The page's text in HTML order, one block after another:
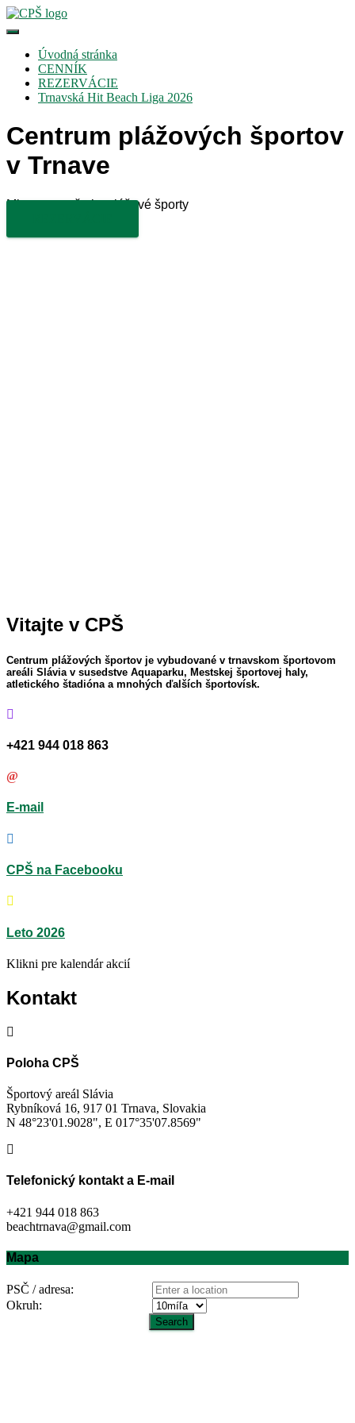
Toggle Navigation
Úvodná stránka
CENNÍK
REZERVÁCIE
Trnavská Hit Beach Liga 2026
Centrum plážových športov
v Trnave
Miesto pre všetky plážové športy
Vitajte v CPŠ
Centrum plážových športov je vybudované v trnavskom športovom
areáli Slávia v susedstve Aquaparku, Mestskej športovej haly,
atletického štadióna a mnohých ďalších športovísk.
+421 944 018 863
E-mail
CPŠ na Facebooku
Leto 2026
Klikni pre kalendár akcií
Kontakt
Poloha CPŠ
Športový areál Slávia
Rybníková 16, 917 01 Trnava, Slovakia
N 48°23'01.9028", E 017°35'07.8569"
Telefonický kontakt a E-mail
+421 944 018 863
beachtrnava@gmail.com
Mapa
PSČ / adresa:
Okruh: